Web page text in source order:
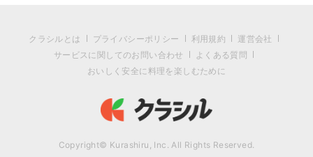
クラシルとは プライバシーポリシー 利用規約
運営会社
サービスに関してのお問い合わせ
よくある質問
おいしく安全に料理を楽しむために
Copyright© Kurashiru, Inc. All Rights Reserved.